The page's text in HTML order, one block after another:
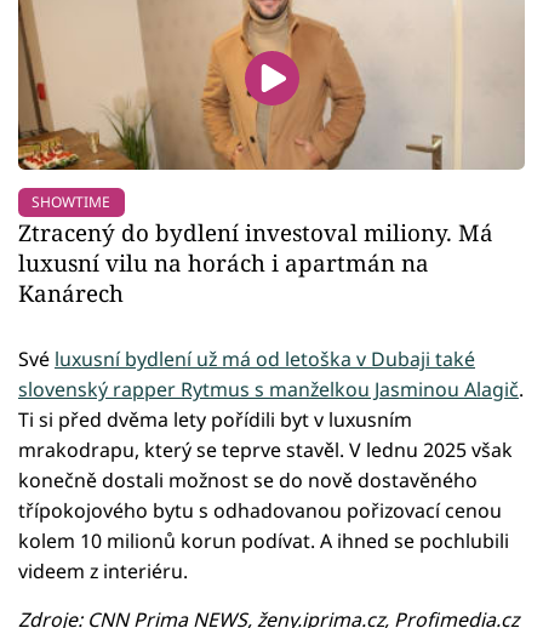
SHOWTIME
Ztracený do bydlení investoval miliony. Má
luxusní vilu na horách i apartmán na
Kanárech
Své luxusní bydlení už má od letoška v Dubaji také
slovenský rapper Rytmus s manželkou Jasminou Alagič.
Ti si před dvěma lety pořídili byt v luxusním
mrakodrapu, který se teprve stavěl. V lednu 2025 však
konečně dostali možnost se do nově dostavěného
třípokojového bytu s odhadovanou pořizovací cenou
kolem 10 milionů korun podívat. A ihned se pochlubili
videem z interiéru.
Zdroje: CNN Prima NEWS, ženy.iprima.cz, Profimedia.cz